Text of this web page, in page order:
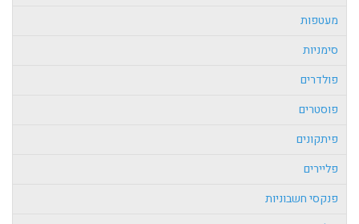
מעטפות
סימניות
פולדרים
פוסטרים
פיתקונים
פליירים
פנקסי חשבוניות